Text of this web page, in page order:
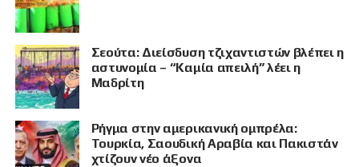
Σεούτα: Διείσδυση τζιχαντιστών βλέπει η
αστυνομία – “Καμία απειλή” λέει η
Μαδρίτη
Ρήγμα στην αμερικανική ομπρέλα:
Τουρκία, Σαουδική Αραβία και Πακιστάν
χτίζουν νέο άξονα